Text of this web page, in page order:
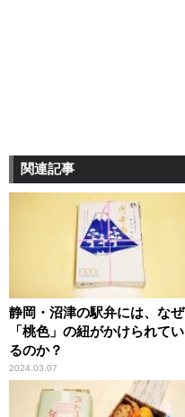
関連記事
静岡・沼津の駅弁には、なぜ
「桃色」の紐がかけられてい
るのか？
2024.03.07